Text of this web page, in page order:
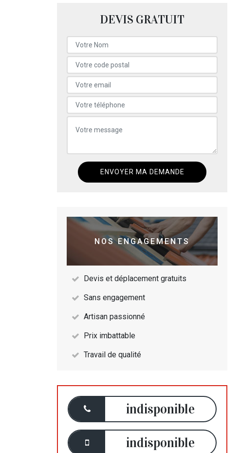
DEVIS GRATUIT
NOS ENGAGEMENTS
Devis et déplacement gratuits
Sans engagement
Artisan passionné
Prix imbattable
Travail de qualité
indisponible
indisponible